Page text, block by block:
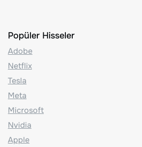
Popüler Hisseler
Adobe
Netflix
Tesla
Meta
Microsoft
Nvidia
Apple